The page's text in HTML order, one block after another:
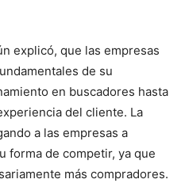
explicó, que las empresas
de su
en buscadores hasta
del cliente. La
a las empresas a
forma de competir, ya que
más compradores.